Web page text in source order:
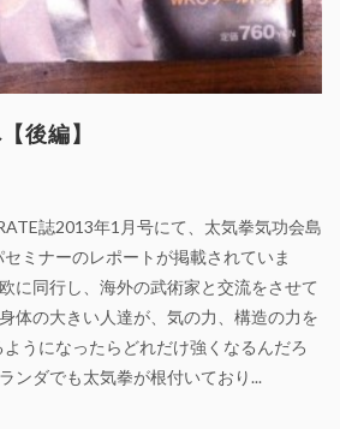
後編】
誌2013年1月号にて、太気拳気功会島
ミナーのレポートが掲載されていま
に同行し、海外の武術家と交流をさせて
体の大きい人達が、気の力、構造の力を
うになったらどれだけ強くなるんだろ
ンダでも太気拳が根付いており...